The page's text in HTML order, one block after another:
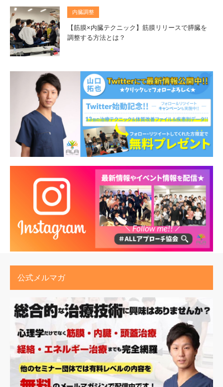
内臓調整
【筋膜×内臓テクニック】筋膜リリースで膵臓を
調整する方法とは？
公式メルマガ